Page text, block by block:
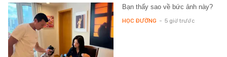
Bạn thấy sao về bức ảnh này?
HỌC ĐƯỜNG - 5 giờ trước